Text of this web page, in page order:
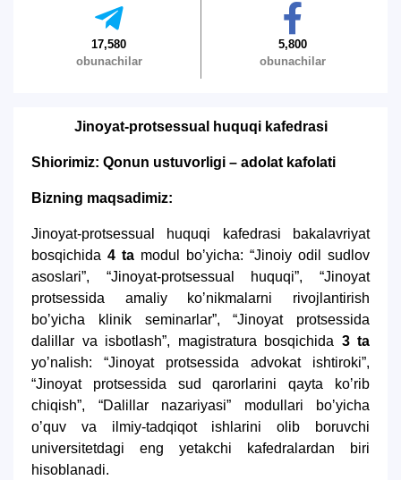
17,580
obunachilar
5,800
obunachilar
Jinoyat-protsessual huquqi kafedrasi
Shiorimiz: Qonun ustuvorligi – adolat kafolati
Bizning maqsadimiz:
Jinoyat-protsessual huquqi kafedrasi bakalavriyat
bosqichida 4 ta modul boʼyicha: “Jinoiy odil sudlov
asoslari”, “Jinoyat-protsessual huquqi”, “Jinoyat
protsessida amaliy koʼnikmalarni rivojlantirish
boʼyicha klinik seminarlar”, “Jinoyat protsessida
dalillar va isbotlash”, magistratura bosqichida 3 ta
yoʼnalish: “Jinoyat protsessida advokat ishtiroki”,
“Jinoyat protsessida sud qarorlarini qayta koʼrib
chiqish”, “Dalillar nazariyasi” modullari boʼyicha
oʼquv va ilmiy-tadqiqot ishlarini olib boruvchi
universitetdagi eng yetakchi kafedralardan biri
hisoblanadi.